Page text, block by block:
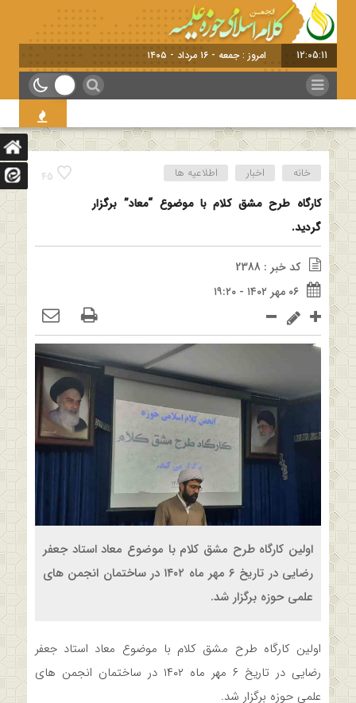
12:05:12 امروز : جمعه - ۱۶ مرداد - ۱۴۰۵
45 خانه اخبار اطلاعیه ها
کارگاه طرح مشق کلام با موضوع “معاد” برگزار
گردید.
کد خبر : 2388
۰۶ مهر ۱۴۰۲ - ۱۹:۲۰
اولین کارگاه طرح مشق کلام با موضوع معاد استاد جعفر
رضایی در تاریخ ۶ مهر ماه ۱۴۰۲ در ساختمان انجمن های
علمی حوزه برگزار شد.
اولین کارگاه طرح مشق کلام با موضوع معاد استاد جعفر
رضایی در تاریخ ۶ مهر ماه ۱۴۰۲ در ساختمان انجمن های
علمی حوزه برگزار شد.